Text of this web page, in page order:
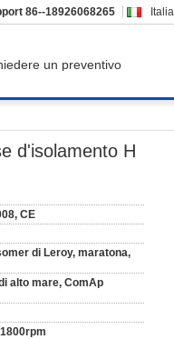
86--18926068265
un preventivo
d'isolamento H
CE
di Leroy, maratona,
alto mare, ComAp